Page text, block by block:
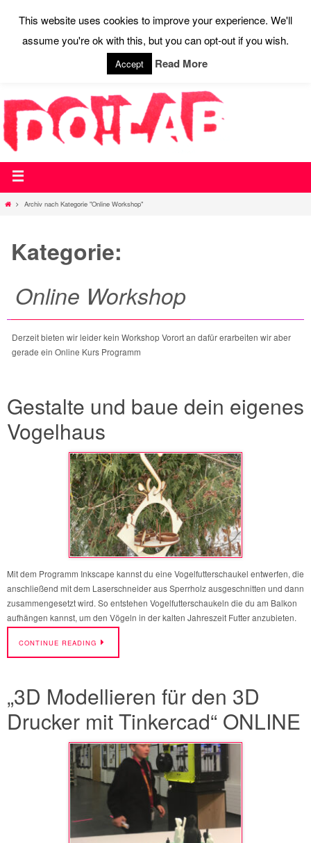
STARTSEITE WEBSHOP WIR SAGEN DO!
AKTUELLES
CONTACT PRESSE
Archiv nach Kategorie "Online Workshop"
Kategorie:
Online Workshop
Derzeit bieten wir leider kein Workshop Vorort an dafür erarbeiten wir aber
gerade ein Online Kurs Programm
Gestalte und baue dein eigenes
Vogelhaus
Mit dem Programm Inkscape kannst du eine Vogelfutterschaukel entwerfen, die
anschließend mit dem Laserschneider aus Sperrholz ausgeschnitten und dann
zusammengesetzt wird. So entstehen Vogelfutterschaukeln die du am Balkon
aufhängen kannst, um den Vögeln in der kalten Jahreszeit Futter anzubieten.
CONTINUE READING
„3D Modellieren für den 3D
Drucker mit Tinkercad“ ONLINE
This website uses cookies to improve your experience. We'll
assume you're ok with this, but you can opt-out if you wish.
Accept Read More